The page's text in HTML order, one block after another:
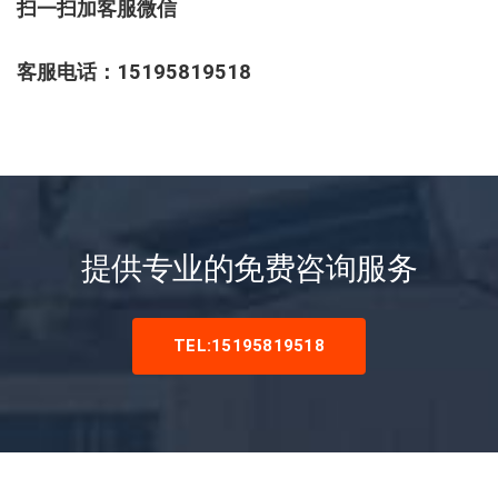
扫一扫加客服微信
客服电话：15195819518
提供专业的免费咨询服务
TEL:15195819518